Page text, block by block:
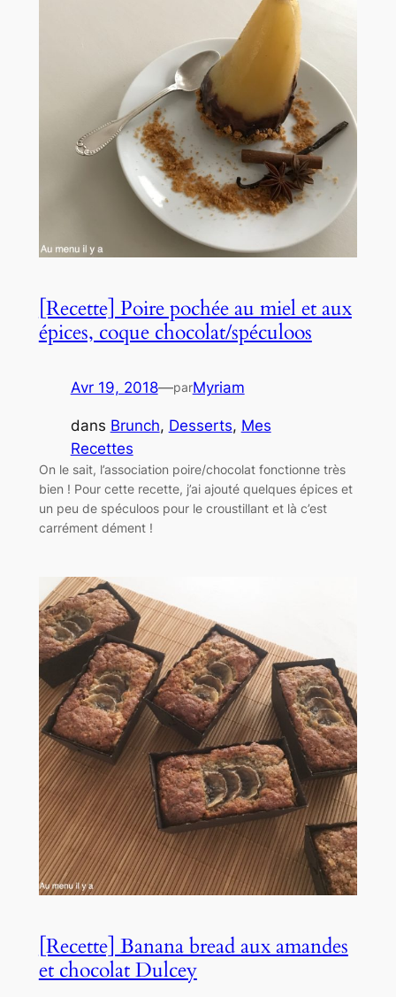
[Recette] Poire pochée au miel et aux
épices, coque chocolat/spéculoos
Avr 19, 2018—parMyriam
dans Brunch, Desserts, Mes
Recettes
On le sait, l’association poire/chocolat fonctionne très
bien ! Pour cette recette, j’ai ajouté quelques épices et
un peu de spéculoos pour le croustillant et là c’est
carrément dément !
[Recette] Banana bread aux amandes
et chocolat Dulcey